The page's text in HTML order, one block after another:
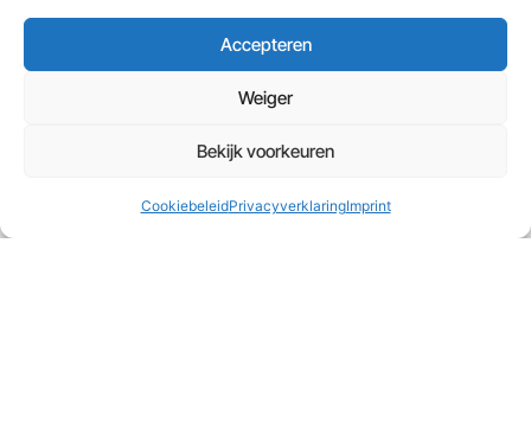
Accepteren
Weiger
Bekijk voorkeuren
CookiebeleidPrivacyverklaringImprint
oplossing
cursussen,
Opstart
cursus
Support
portal
Affiliate